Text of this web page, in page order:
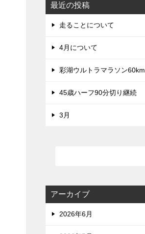
最近の投稿
走ることについて
4月について
彩湖ウルトラマラソン60km
45歳ハーフ90分切り継続
3月
アーカイブ
2026年6月